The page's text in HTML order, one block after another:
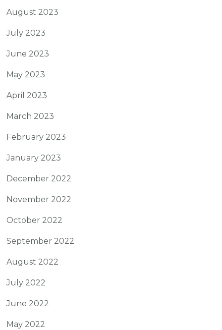
August 2023
July 2023
June 2023
May 2023
April 2023
March 2023
February 2023
January 2023
December 2022
November 2022
October 2022
September 2022
August 2022
July 2022
June 2022
May 2022